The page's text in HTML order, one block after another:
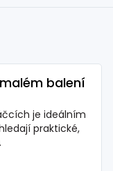
balení
je ideálním
praktické,